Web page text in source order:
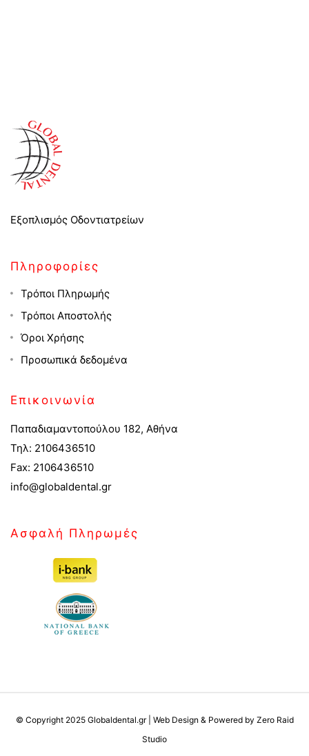
Εξοπλισμός Οδοντιατρείων
Πληροφορίες
Τρόποι Πληρωμής
Τρόποι Αποστολής
Όροι Χρήσης
Προσωπικά δεδομένα
Επικοινωνία
Παπαδιαμαντοπούλου 182, Αθήνα
Τηλ: 2106436510
Fax: 2106436510
info@globaldental.gr
Ασφαλή Πληρωμές
© Copyright 2025 Globaldental.gr | Web Design & Powered by Zero Raid
Studio